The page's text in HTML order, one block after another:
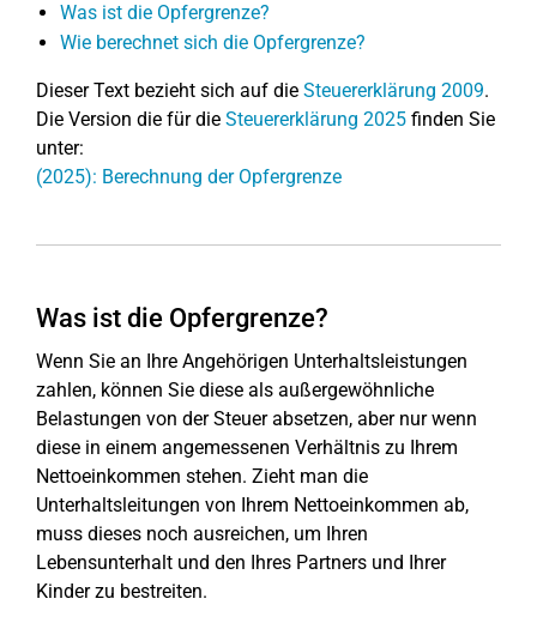
Was ist die Opfergrenze?
Wie berechnet sich die Opfergrenze?
Dieser Text bezieht sich auf die Steuererklärung 2009.
Die Version die für die Steuererklärung 2025 finden Sie
unter:
(2025): Berechnung der Opfergrenze
Was ist die Opfergrenze?
Wenn Sie an Ihre Angehörigen Unterhaltsleistungen
zahlen, können Sie diese als außergewöhnliche
Belastungen von der Steuer absetzen, aber nur wenn
diese in einem angemessenen Verhältnis zu Ihrem
Nettoeinkommen stehen. Zieht man die
Unterhaltsleitungen von Ihrem Nettoeinkommen ab,
muss dieses noch ausreichen, um Ihren
Lebensunterhalt und den Ihres Partners und Ihrer
Kinder zu bestreiten.